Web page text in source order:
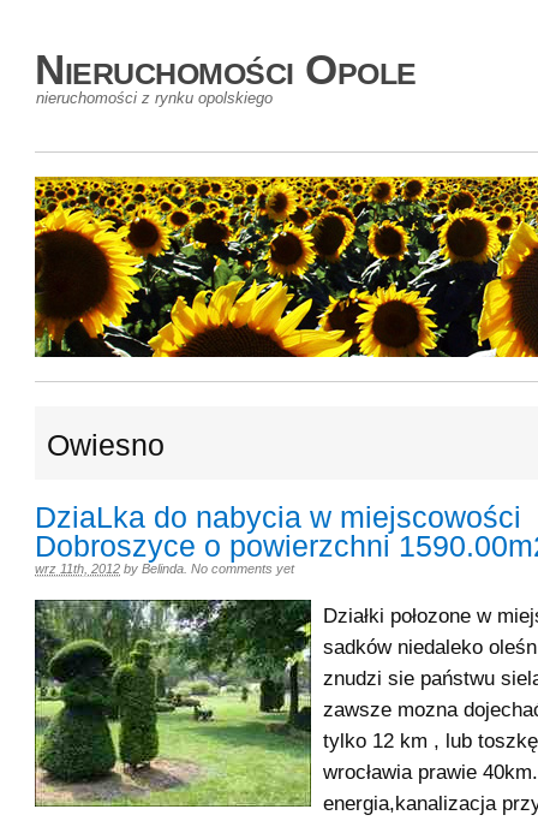
Nieruchomości Opole
nieruchomości z rynku opolskiego
Owiesno
DziaLka do nabycia w miejscowości
Dobroszyce o powierzchni
wrz 11th, 2012 by Belinda No comments yet
Działki połozone w
sadków niedaleko
znudzi sie państwu
zawsze mozna
tylko 12 km , lub
wrocławia prawie
energia,kanalizacja